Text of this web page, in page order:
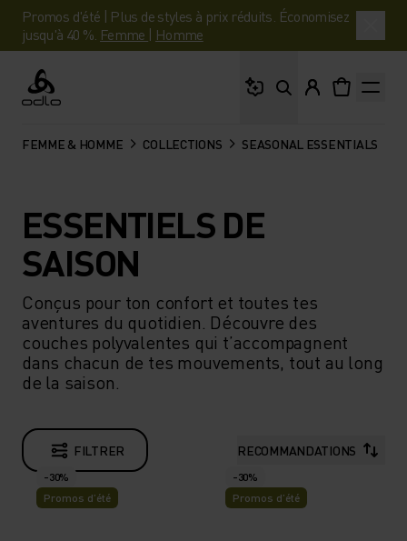
Promos d'été | Plus de styles à prix réduits. Économisez
jusqu'à 40 %. Femme | Homme
Odlo
FEMME & HOMME COLLECTIONS SEASONAL ESSENTIALS
ESSENTIELS DE
SAISON
Conçus pour ton confort et toutes tes
aventures du quotidien. Découvre des
couches polyvalentes qui t’accompagnent
dans chacun de tes mouvements, tout au long
de la saison.
FILTRER RECOMMANDATIONS
-30%
Promos d’été
-30%
Promos d’été